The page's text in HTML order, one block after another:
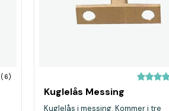
(6)
Kuglelås Messing
Kuglelås i messing. Kommer i tre